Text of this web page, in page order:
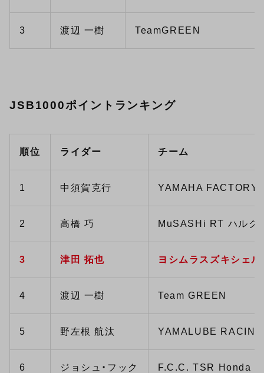
3 渡辺 一樹 TeamGREEN
JSB1000ポイントランキング
順位 ライダー チーム
1 中須賀克行 YAMAHA FACTORY
2 高橋 巧 MuSASHi RT ハルク
3 津田 拓也 ヨシムラスズキシェ
4 渡辺 一樹 Team GREEN
5 野左根 航汰 YAMALUBE
6 ジョシュ・フック F.C.C. TSR Honda